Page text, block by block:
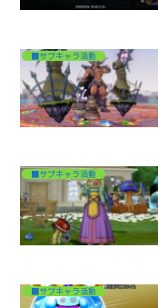
■サブキャラ活動
■サブキャラ活動
■サブキャラ活動